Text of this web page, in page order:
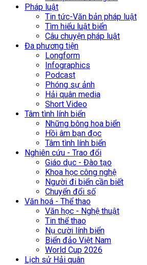
Pháp luật
Tin tức-Văn bản pháp luật
Tìm hiểu luật biển
Câu chuyện pháp luật
Đa phương tiện
Longform
Infographics
Podcast
Phóng sự ảnh
Hải quân media
Short Video
Tâm tình lính biển
Những bông hoa biển
Hồi âm bạn đọc
Tâm tình lính biển
Nghiên cứu - Trao đổi
Giáo dục - Đào tạo
Khoa học công nghệ
Người đi biển cần biết
Chuyển đổi số
Văn hoá - Thể thao
Văn học - Nghệ thuật
Tin thể thao
Nụ cười lính biển
Biển đảo Việt Nam
World Cup 2026
Lịch sử Hải quân